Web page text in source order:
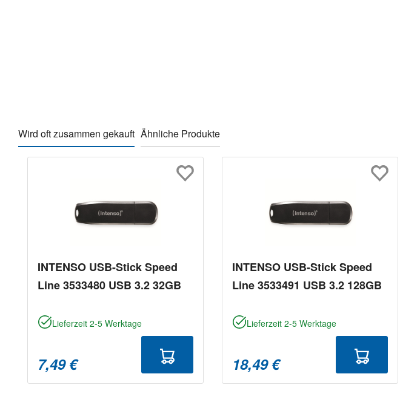
Wird oft zusammen gekauft Ähnliche Produkte
INTENSO USB-Stick Speed
Line 3533480 USB 3.2 32GB
Lieferzeit 2-5 Werktage
7,49 €
INTENSO USB-Stick Speed
Line 3533491 USB 3.2 128GB
Lieferzeit 2-5 Werktage
18,49 €